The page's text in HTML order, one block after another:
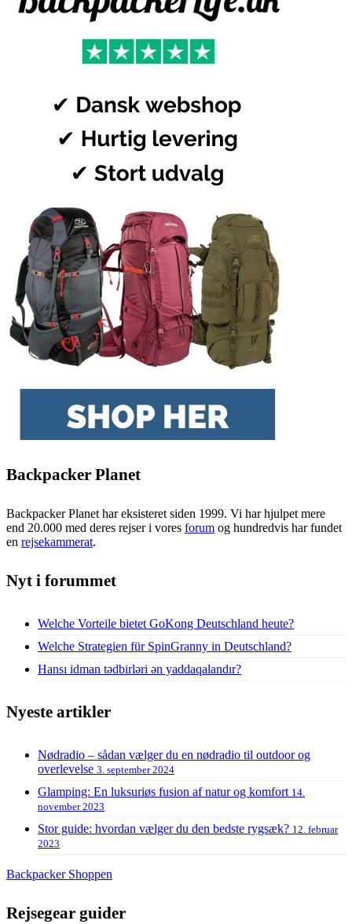
Backpacker Planet
Backpacker Planet har eksisteret siden 1999. Vi har hjulpet mere
end 20.000 med deres rejser i vores forum og hundredvis har fundet
en rejsekammerat.
Nyt i forummet
Welche Vorteile bietet GoKong Deutschland heute?
Welche Strategien für SpinGranny in Deutschland?
Hansı idman tədbirləri ən yaddaqalandır?
Nyeste artikler
Nødradio – sådan vælger du en nødradio til outdoor og
overlevelse 3. september 2024
Glamping: En luksuriøs fusion af natur og komfort 14.
november 2023
Stor guide: hvordan vælger du den bedste rygsæk? 12. februar
2023
Backpacker Shoppen
Rejsegear guider